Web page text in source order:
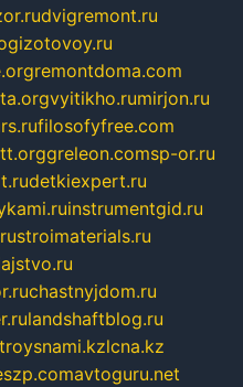
dvigremont.ru
remontdoma.com
vyitikho.rumirjon.ru
filosofyfree.com
greleon.comsp-or.ru
detkiexpert.ru
instrumentgid.ru
stroimaterials.ru
chastnyjdom.ru
landshaftblog.ru
lcna.kz
avtoguru.net